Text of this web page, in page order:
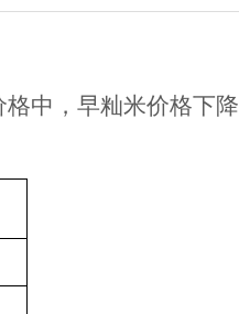
中，早籼米价格下降